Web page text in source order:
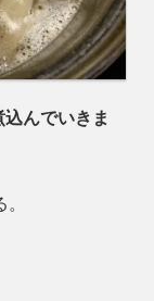
んでいきま